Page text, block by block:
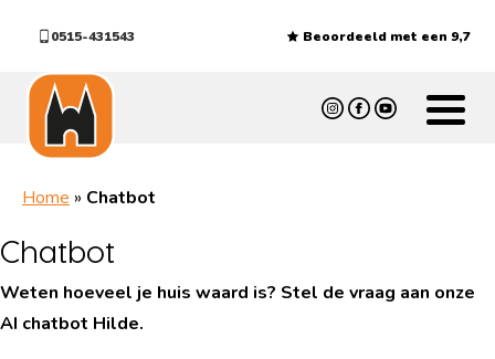
0515-431543 Beoordeeld met een 9,7
Home » Chatbot
Chatbot
Weten hoeveel je huis waard is? Stel de vraag aan onze
AI chatbot Hilde.